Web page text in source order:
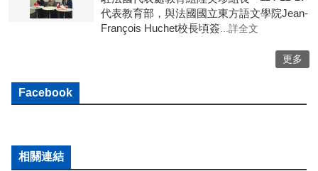
代表教育部，與法國國立東方語文學院Jean-
François Huchet校長頃簽 ...詳全文
更多
Facebook
相關連結